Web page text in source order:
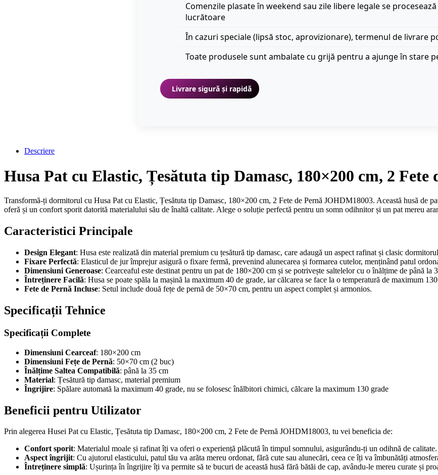
Comenzile plasate în weekend sau zile libere legale se
lucrătoare
În cazuri speciale (lipsă stoc, aprovizionare), termenul de livrare
Toate produsele sunt ambalate cu grijă pentru a ajunge în stare
Livrare sigură și rapidă
Descriere
Husa Pat cu Elastic, Țesătuta tip Damasc, 180×200 cm, 2
Transformă-ți dormitorul cu Husa Pat cu Elastic, Țesătuta tip Damasc, 180×200 cm, 2 Fete de Pernă JOHDM18003. Această husă de
oferă și un confort sporit datorită materialului său de înaltă calitate. Alege o soluție perfectă pentru un somn odihnitor și un pat mereu
Caracteristici Principale
Design Elegant: Husa este realizată din material premium cu țesătură tip damasc, care adaugă un aspect rafinat și clasic
Fixare Perfectă: Elasticul de jur împrejur asigură o fixare fermă, prevenind alunecarea și formarea cutelor, menținând patul
Dimensiuni Generoase: Cearceaful este destinat pentru un pat de 180×200 cm și se potrivește saltelelor cu o înălțime de până la
Întreținere Facilă: Husa se poate spăla la mașină la maximum 40 de grade, iar călcarea se face la o temperatură de maximum
Fete de Pernă Incluse: Setul include două fețe de pernă de 50×70 cm, pentru un aspect complet și armonios.
Specificații Tehnice
Specificații Complete
Dimensiuni Cearceaf: 180×200 cm
Dimensiuni Fețe de Pernă: 50×70 cm (2 buc)
Înălțime Saltea Compatibilă: până la 35 cm
Material: Țesătură tip damasc, material premium
Îngrijire: Spălare automată la maximum 40 grade, nu se folosesc înălbitori chimici, călcare la maximum 130 grade
Beneficii pentru Utilizator
Prin alegerea Husei Pat cu Elastic, Țesătuta tip Damasc, 180×200 cm, 2 Fete de Pernă JOHDM18003, tu vei beneficia de:
Confort sporit: Materialul moale și rafinat îți va oferi o experiență plăcută în timpul somnului, asigurându-ți un odihnă de calitate.
Aspect îngrijit: Cu ajutorul elasticului, patul tău va arăta mereu ordonat, fără cute sau alunecări, ceea ce îți va îmbunătăți
Întreținere simplă: Ușurința în îngrijire îți va permite să te bucuri de această husă fără bătăi de cap, avându-le mereu curate și